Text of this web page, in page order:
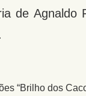
de Agnaldo
“Brilho dos